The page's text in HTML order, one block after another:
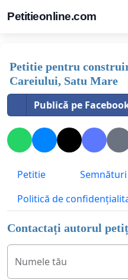
Petitieonline.com
Petitie pentru
Careiului, Satu Mare
Publică pe
Petitie Semnături
Politică de
Contactați autorul
Numele tău